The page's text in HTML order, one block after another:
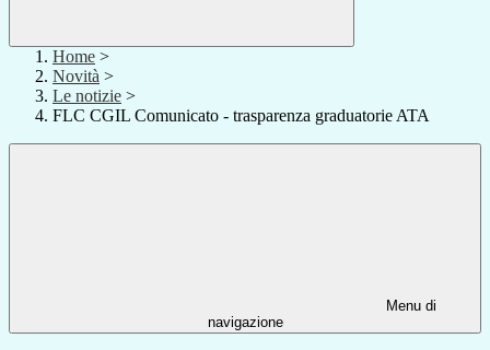
Home >
Novità >
Le notizie >
FLC CGIL Comunicato - trasparenza graduatorie ATA
Menu di
navigazione